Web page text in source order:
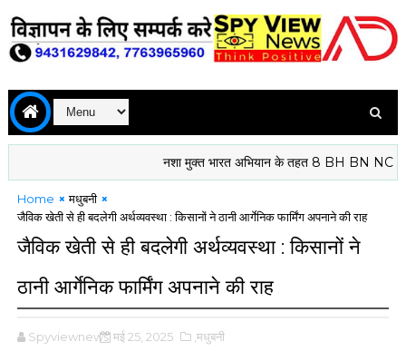
नशा मुक्त भारत अभियान के तहत 8 BH BN NCC दरभंगा
Home
मधुबनी
जैविक खेती से ही बदलेगी अर्थव्यवस्था : किसानों ने ठानी आर्गेनिक फार्मिंग अपनाने की राह
जैविक खेती से ही बदलेगी अर्थव्यवस्था : किसानों ने
ठानी आर्गेनिक फार्मिंग अपनाने की राह
Spyviewnews मई 25, 2025 ,मधुबनी